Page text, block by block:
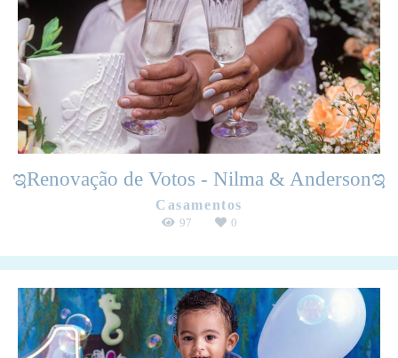
ಇRenovação de Votos - Nilma & Andersonಇ
Casamentos
97 0